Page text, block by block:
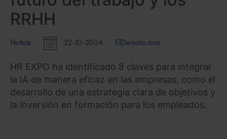
RRHH
Noticia 22-10-2024 ElDerecho.com
HR EXPO ha identificado 8 claves para integrar
la IA de manera eficaz en las empresas, como el
desarrollo de una estrategia clara de objetivos y
la inversión en formación para los empleados.